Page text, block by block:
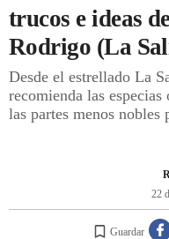
BARRAS Y ESTRELLAS
DÓNDE COMER
ÍDOLOS DE MESAS
CUADERNO DE VIAJE
trucos e ideas
Rodrigo (La
Desde el estrellado La
recomienda las
las partes menos nobles
22
Guardar